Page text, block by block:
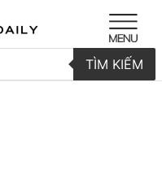
TÌM KIẾM